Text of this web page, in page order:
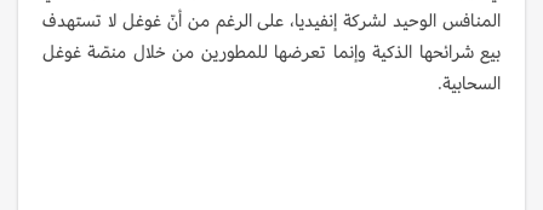
المنافس الوحيد لشركة إنفيديا، على الرغم من أنّ غوغل لا تستهدف
بيع شرائحها الذكية وإنما تعرضها للمطورين من خلال منصّة غوغل
السحابية.